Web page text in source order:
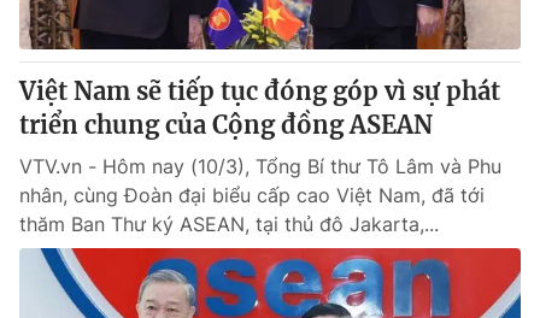
Chuyên mục khác
Emagazine Podcast
Photo Infographic
Video Shorts video
VTV Money VTV Thể thao
Việt Nam sẽ tiếp tục đóng góp vì sự phát
triển chung của Cộng đồng ASEAN
VTV.vn - Hôm nay (10/3), Tổng Bí thư Tô Lâm và Phu
nhân, cùng Đoàn đại biểu cấp cao Việt Nam, đã tới
thăm Ban Thư ký ASEAN, tại thủ đô Jakarta,...